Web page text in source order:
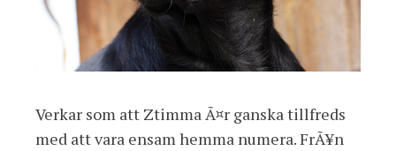
Verkar som att Ztimma Ã¤r ganska tillfreds
med att vara ensam hemma numera. FrÃ¥n